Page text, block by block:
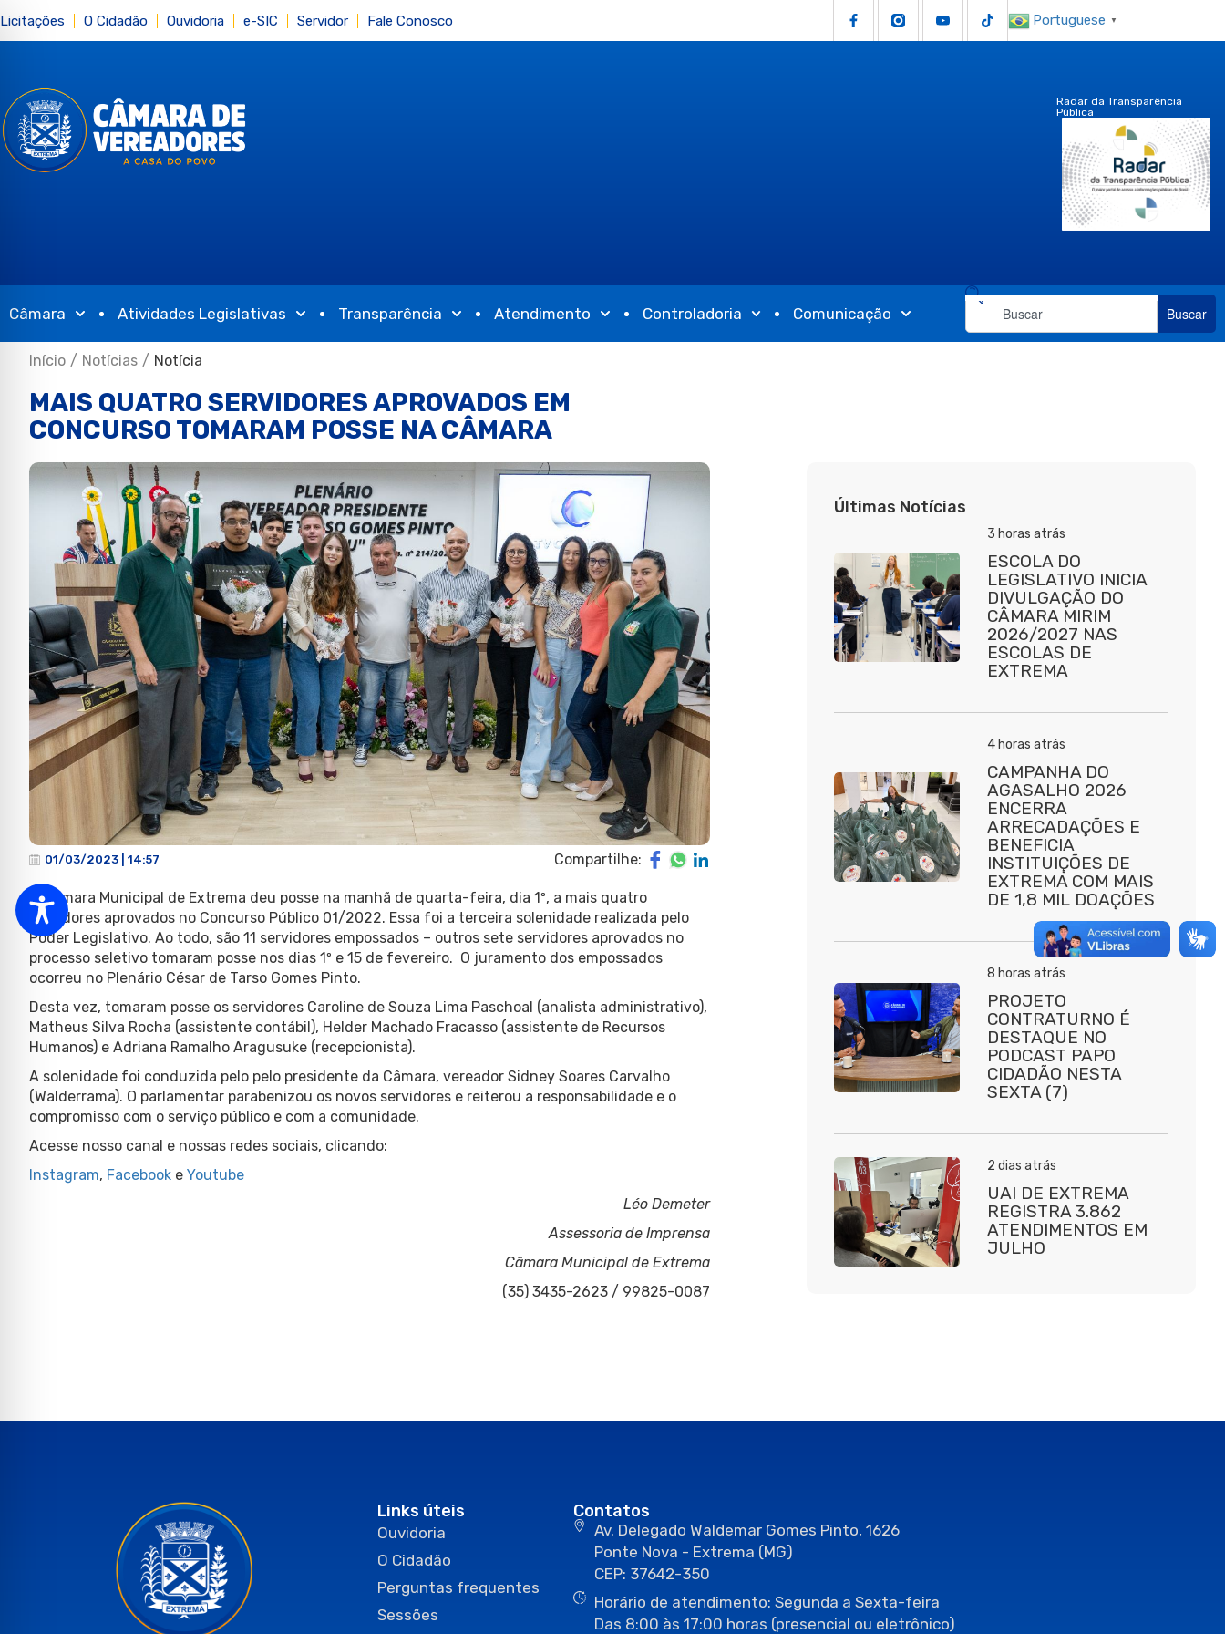
Licitações O Cidadão Ouvidoria e-SIC Servidor Fale Conosco Portuguese ▼
Radar da Transparência
Pública
Câmara Atividades Legislativas Transparência Atendimento Controladoria Comunicação Buscar
Início / Notícias / Notícia
MAIS QUATRO SERVIDORES APROVADOS EM
CONCURSO TOMARAM POSSE NA CÂMARA
01/03/2023 | 14:57 Compartilhe:
A Câmara Municipal de Extrema deu posse na manhã de quarta-feira, dia 1º, a mais quatro
servidores aprovados no Concurso Público 01/2022. Essa foi a terceira solenidade realizada pelo
Poder Legislativo. Ao todo, são 11 servidores empossados – outros sete servidores aprovados no
processo seletivo tomaram posse nos dias 1º e 15 de fevereiro. O juramento dos empossados
ocorreu no Plenário César de Tarso Gomes Pinto.
Desta vez, tomaram posse os servidores Caroline de Souza Lima Paschoal (analista administrativo),
Matheus Silva Rocha (assistente contábil), Helder Machado Fracasso (assistente de Recursos
Humanos) e Adriana Ramalho Aragusuke (recepcionista).
A solenidade foi conduzida pelo pelo presidente da Câmara, vereador Sidney Soares Carvalho
(Walderrama). O parlamentar parabenizou os novos servidores e reiterou a responsabilidade e o
compromisso com o serviço público e com a comunidade.
Acesse nosso canal e nossas redes sociais, clicando:
Instagram, Facebook e Youtube
Léo Demeter
Assessoria de Imprensa
Câmara Municipal de Extrema
(35) 3435-2623 / 99825-0087
Últimas Notícias
3 horas atrás
ESCOLA DO
LEGISLATIVO INICIA
DIVULGAÇÃO DO
CÂMARA MIRIM
2026/2027 NAS
ESCOLAS DE
EXTREMA
4 horas atrás
CAMPANHA DO
AGASALHO 2026
ENCERRA
ARRECADAÇÕES E
BENEFICIA
INSTITUIÇÕES DE
EXTREMA COM MAIS
DE 1,8 MIL DOAÇÕES
8 horas atrás
PROJETO
CONTRATURNO É
DESTAQUE NO
PODCAST PAPO
CIDADÃO NESTA
SEXTA (7)
2 dias atrás
UAI DE EXTREMA
REGISTRA 3.862
ATENDIMENTOS EM
JULHO
Links úteis
Ouvidoria
O Cidadão
Perguntas frequentes
Sessões
Contatos
Av. Delegado Waldemar Gomes Pinto, 1626
Ponte Nova - Extrema (MG)
CEP: 37642-350
Horário de atendimento: Segunda a Sexta-feira
Das 8:00 às 17:00 horas (presencial ou eletrônico)